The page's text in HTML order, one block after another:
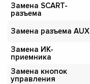
Замена SCART-
разъема
Замена разъема AUX
Замена ИК-
приемника
Замена кнопок
управления